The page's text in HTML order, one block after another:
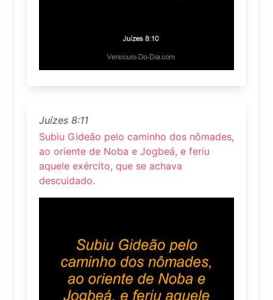
Juízes 8:11
Subiu Gideão pelo caminho dos nômades,
ao oriente de Noba e Jogbeá, e feriu
aquele exército, que se achava
descuidado.